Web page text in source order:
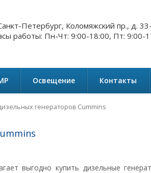
Петербург, Коломяжский пр., д.
работы: Пн-Чт: 9:00-18:00, Пт: 9:00-
Освещение Контакты
генераторов Cummins
выгодно купить дизельные